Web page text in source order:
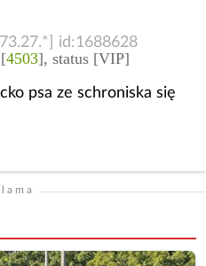
id:1688628
4503], status [VIP]
psa ze schroniska się